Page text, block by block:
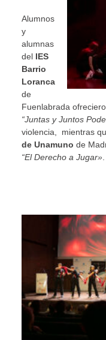
Alumnos
y
alumnas
del IES
Barrio
Loranca
de
Fuenlabrada
“Juntas y Juntos
violencia, mientras
de Unamuno de
“El Derecho a Jugar».